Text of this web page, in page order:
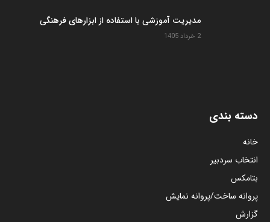
مدیریت آموزشی با استفاده از ابزارهای فرهنگی
2 خرداد 1405
دسته بندی
خانه
انتخاب سردبیر
بتامکس
پروانه ساخت/پروانه نمایش
گزارش